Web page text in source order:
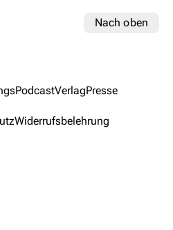
Nach oben
PodcastVerlagPresse
Widerrufsbelehrung